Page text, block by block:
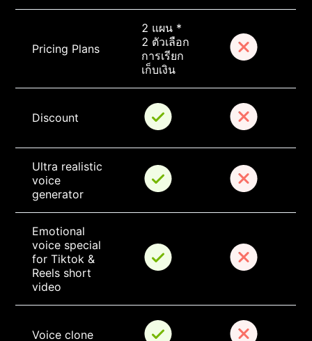
Pricing Plans
2 แผน *
2 ตัวเลือก
การเรียก
เก็บเงิน
Discount
Ultra realistic
voice
generator
Emotional
voice special
for Tiktok &
Reels short
video
Voice clone